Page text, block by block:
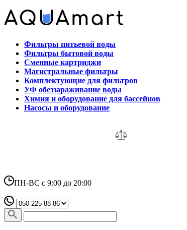
Фильтры питьевой воды
Фильтры бытовой воды
Сменные картриджи
Магистральные фильтры
Комплектующие для фильтров
УФ обеззараживание воды
Химия и оборудование для бассейнов
Насосы и оборудование
ПН-ВС с 9:00 до 20:00